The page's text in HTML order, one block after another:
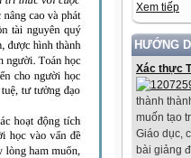
Xem tiếp
HƯỚNG
Xác thực
thành
muốn tạo
Giáo dục,
bài giảng